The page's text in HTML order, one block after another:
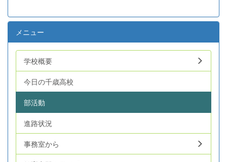
メニュー
学校概要
今日の千歳高校
部活動
進路状況
事務室から